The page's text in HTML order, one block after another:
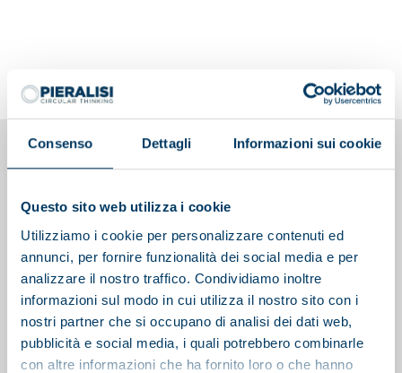
Consenso Dettagli Informazioni sui cookie
Questo sito web utilizza i cookie
Utilizziamo i cookie per personalizzare contenuti ed
annunci, per fornire funzionalità dei social media e per
analizzare il nostro traffico. Condividiamo inoltre
informazioni sul modo in cui utilizza il nostro sito con i
nostri partner che si occupano di analisi dei dati web,
pubblicità e social media, i quali potrebbero combinarle
con altre informazioni che ha fornito loro o che hanno
You may also be interested in